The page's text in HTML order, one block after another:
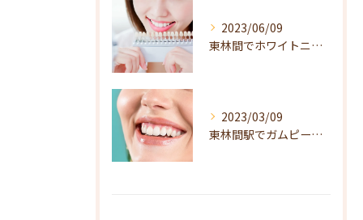
2023/06/09
東林間でホワイトニング（自宅で・歯医者で）をお探しの方は当院へ
2023/03/09
東林間駅でガムピーリングをお探しの方は当院へ